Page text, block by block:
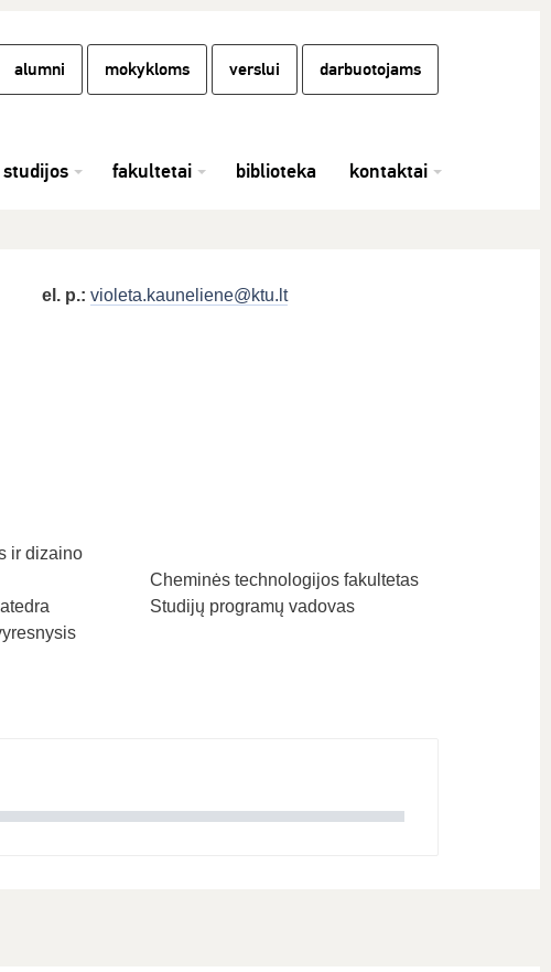
alumni mokykloms verslui darbuotojams
studijos fakultetai biblioteka kontaktai
el. p.: violeta.kauneliene@ktu.lt
ir dizaino
Cheminės technologijos fakultetas
Studijų programų vadovas